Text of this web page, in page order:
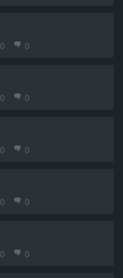
0 0
0 0
0 0
0 0
0 0